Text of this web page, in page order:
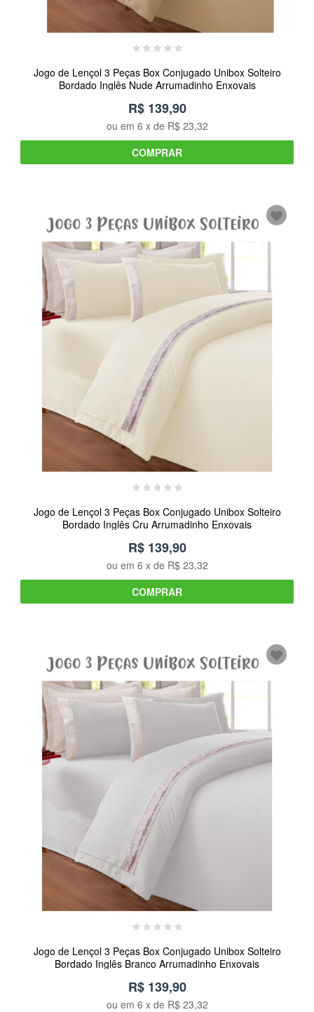
Jogo de Lençol 3 Peças Box Conjugado Unibox Solteiro
Bordado Inglês Nude Arrumadinho Enxovais
R$ 139,90
ou em 6 x de R$ 23,32
COMPRAR
Jogo de Lençol 3 Peças Box Conjugado Unibox Solteiro
Bordado Inglês Cru Arrumadinho Enxovais
R$ 139,90
ou em 6 x de R$ 23,32
COMPRAR
Jogo de Lençol 3 Peças Box Conjugado Unibox Solteiro
Bordado Inglês Branco Arrumadinho Enxovais
R$ 139,90
ou em 6 x de R$ 23,32